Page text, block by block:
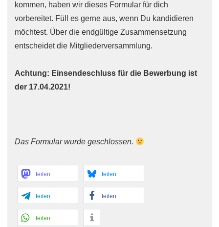
kommen, haben wir dieses Formular für dich
vorbereitet. Füll es gerne aus, wenn Du kandidieren
möchtest. Über die endgültige Zusammensetzung
entscheidet die Mitgliederversammlung.
Achtung: Einsendeschluss für die Bewerbung ist
der 17.04.2021!
Das Formular wurde geschlossen.
teilen teilen
teilen teilen
teilen